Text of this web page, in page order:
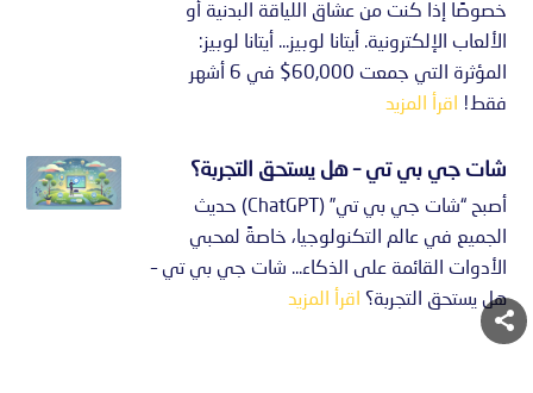
خصوصًا إذا كنت من عشاق اللياقة البدنية أو
الألعاب الإلكترونية. أيتانا لوبيز... أيتانا لوبيز:
المؤثرة التي جمعت 60,000$ في 6 أشهر
فقط!
اقرأ المزيد
شات جي بي تي – هل يستحق التجربة؟
أصبح “شات جي بي تي” (ChatGPT) حديث
الجميع في عالم التكنولوجيا، خاصةً لمحبي
الأدوات القائمة على الذكاء... شات جي بي تي –
هل يستحق التجربة؟ اقرأ المزيد